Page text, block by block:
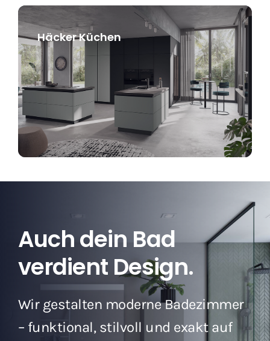
Häcker Küchen
Auch dein Bad
verdient Design.
Wir gestalten moderne Badezimmer
– funktional, stilvoll und exakt auf